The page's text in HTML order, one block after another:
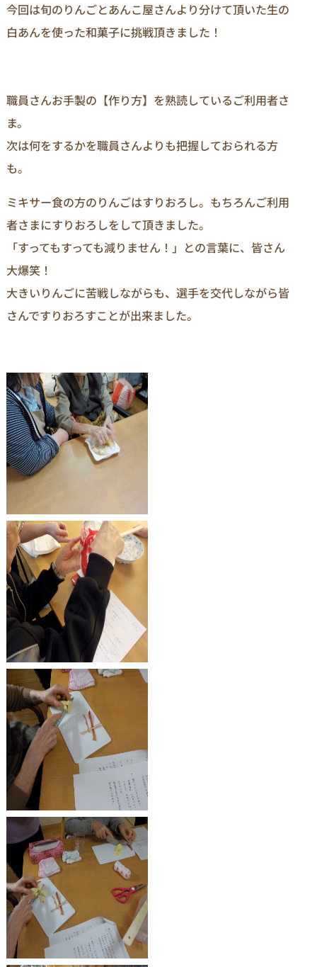
今回は旬のりんごとあんこ屋さんより分けて頂いた生の
白あんを使った和菓子に挑戦頂きました！
職員さんお手製の【作り方】を熟読しているご利用者さ
ま。
次は何をするかを職員さんよりも把握しておられる方
も。
ミキサー食の方のりんごはすりおろし。もちろんご利用
者さまにすりおろしをして頂きました。
「すってもすっても減りません！」との言葉に、皆さん
大爆笑！
大きいりんごに苦戦しながらも、選手を交代しながら皆
さんですりおろすことが出来ました。